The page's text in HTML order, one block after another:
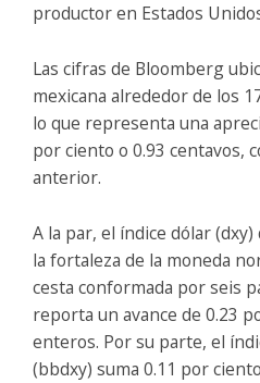
productor en Estados
Las cifras de Bloomberg
mexicana alrededor de los
lo que representa una
por ciento o 0.93 centavos,
anterior.
A la par, el índice dólar
la fortaleza de la moneda
cesta conformada por seis
reporta un avance de 0.23
enteros. Por su parte, el
(bbdxy) suma 0.11 por